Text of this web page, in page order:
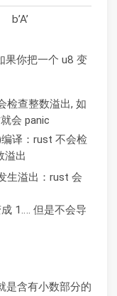
b’A’
果你把一个 u8 变
检查整数溢出, 如
会 panic
译：rust 不会检
溢出
生溢出：rust 会
1…. 但是不会导
是含有小数部分的